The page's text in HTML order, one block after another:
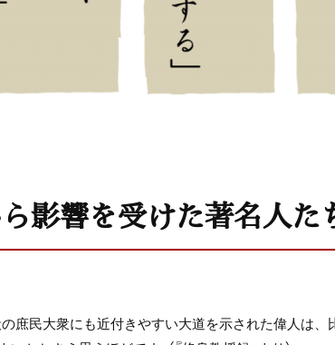
影響を受けた著名人た
庶民大衆にも近付きやすい大道を示された偉人は、